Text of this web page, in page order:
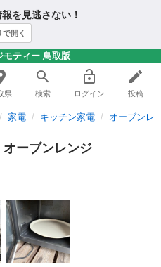
を見逃さない！
で開く
モティー 鳥取版
県 検索 ログイン 投稿
家電 キッチン家電 オーブンレ
ーブンレンジ